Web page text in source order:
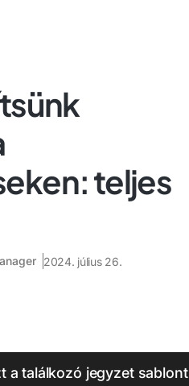
teljes
2024. július 26.
a találkozó jegyzet sablont